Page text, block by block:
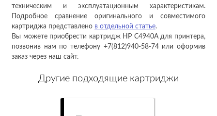
техническим и эксплуатационным характеристикам.
Подробное сравнение оригинального и совместимого
картриджа представлено в отдельной статье.
Вы можете приобрести картридж HP C4940A для принтера,
позвонив нам по телефону +7(812)940-58-74 или оформив
заказ через наш сайт.
Другие подходящие картриджи